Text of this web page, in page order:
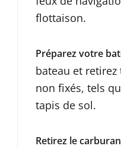
flottaison.
Préparez votre
bateau et
non fixés, tels
tapis de sol.
Retirez le